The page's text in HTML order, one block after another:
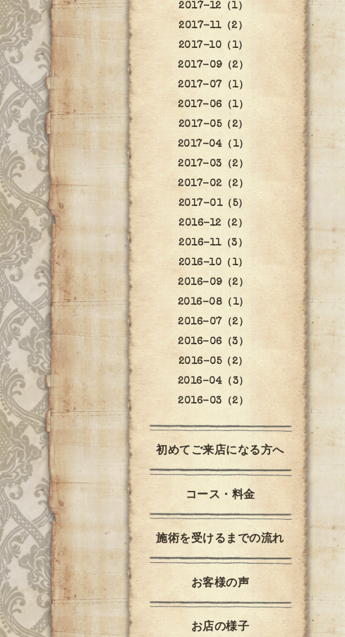
2017-12（1）
2017-11（2）
2017-10（1）
2017-09（2）
2017-07（1）
2017-06（1）
2017-05（2）
2017-04（1）
2017-03（2）
2017-02（2）
2017-01（5）
2016-12（2）
2016-11（3）
2016-10（1）
2016-09（2）
2016-08（1）
2016-07（2）
2016-06（3）
2016-05（2）
2016-04（3）
2016-03（2）
初めてご来店になる方へ
コース・料金
施術を受けるまでの流れ
お客様の声
お店の様子